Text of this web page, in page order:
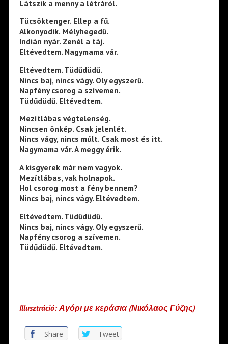
Látszik a menny a létráról.
Tücsöktenger. Ellep a fű.
Alkonyodik. Mélyhegedű.
Indián nyár. Zenél a táj.
Eltévedtem. Nagymama vár.
Eltévedtem. Tüdűdüdű.
Nincs baj, nincs vágy. Oly egyszerű.
Napfény csorog a szívemen.
Tüdűdüdű. Eltévedtem.
Mezítlábas végtelenség.
Nincsen önkép. Csak jelenlét.
Nincs vágy, nincs múlt. Csak most és itt.
Nagymama vár. A meggy érik.
A kisgyerek már nem vagyok.
Mezítlábas, vak holnapok.
Hol csorog most a fény bennem?
Nincs baj, nincs vágy. Eltévedtem.
Eltévedtem. Tüdűdüdű.
Nincs baj, nincs vágy. Oly egyszerű.
Napfény csorog a szívemen.
Tüdűdüdű. Eltévedtem.
Illusztráció: Αγόρι με κεράσια (Νικόλαος Γύζης)
Share Tweet